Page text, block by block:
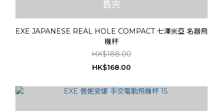
售完
EXE JAPANESE REAL HOLE COMPACT 七澤米亞 名器飛
機杯
HK$188.00
HK$168.00